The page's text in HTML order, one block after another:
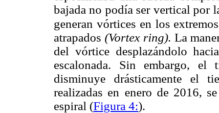
bajada no podía ser vertical por
generan vórtices en los
atrapados (Vortex ring). La
del vórtice desplazándolo
escalonada. Sin embargo,
disminuye drásticamente el
realizadas en enero de 2016,
espiral (Figura 4:).